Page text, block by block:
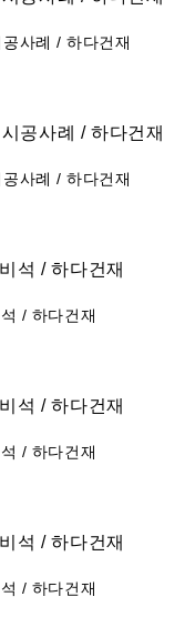
사례 / 하다건재
사례 / 하다건재
/ 하다건재
/ 하다건재
/ 하다건재